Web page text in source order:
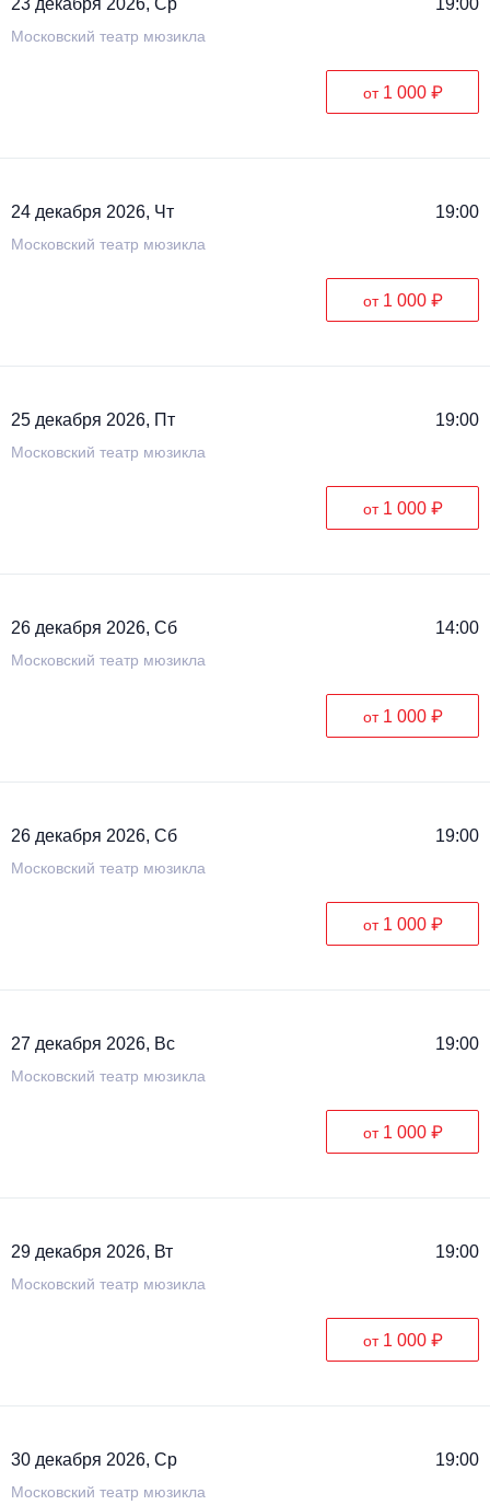
Московский театр мюзикла
от 1 000 ₽
24 декабря 2026, Чт 19:00
Московский театр мюзикла
от 1 000 ₽
25 декабря 2026, Пт 19:00
Московский театр мюзикла
от 1 000 ₽
26 декабря 2026, Сб 14:00
Московский театр мюзикла
от 1 000 ₽
26 декабря 2026, Сб 19:00
Московский театр мюзикла
от 1 000 ₽
27 декабря 2026, Вс 19:00
Московский театр мюзикла
от 1 000 ₽
29 декабря 2026, Вт 19:00
Московский театр мюзикла
от 1 000 ₽
30 декабря 2026, Ср 19:00
Московский театр мюзикла